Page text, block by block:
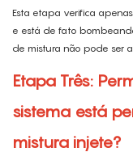
Esta etapa verifica
e está de fato
de mistura não pode ser
Etapa Três:
sistema está
mistura injete?